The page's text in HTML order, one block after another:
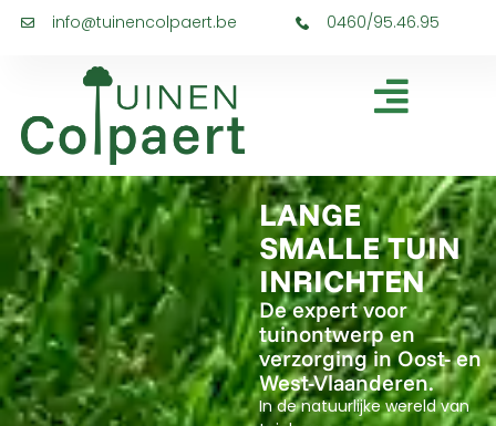
info@tuinencolpaert.be 0460/95.46.95
LANGE
SMALLE TUIN
INRICHTEN
De expert voor
tuinontwerp en
verzorging in Oost- en
West-Vlaanderen.
In de natuurlijke wereld van